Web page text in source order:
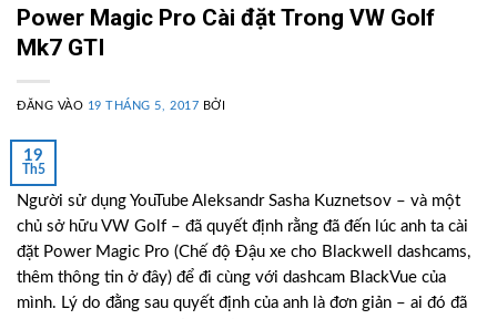
Power Magic Pro Cài đặt Trong VW Golf
Mk7 GTI
ĐĂNG VÀO 19 THÁNG 5, 2017 BỞI
19
Th5
Người sử dụng YouTube Aleksandr Sasha Kuznetsov – và một
chủ sở hữu VW Golf – đã quyết định rằng đã đến lúc anh ta cài
đặt Power Magic Pro (Chế độ Đậu xe cho Blackwell dashcams,
thêm thông tin ở đây) để đi cùng với dashcam BlackVue của
mình. Lý do đằng sau quyết định của anh là đơn giản – ai đó đã